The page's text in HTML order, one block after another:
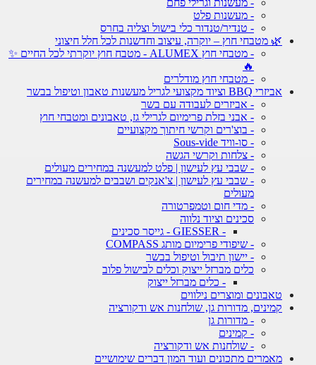
- מעשנות וגרילי פחם
- מעשנות פלט
- טנדיר/טנדור כלי בישול וצליה בחרס
🌿 מטבחי חוץ – יוקרה, עיצוב וחדשנות לכל חלל חיצוני
- מטבחי חוץ ALUMEX - מטבח חוץ יוקרתי לכל החיים ✨
🔥
- מטבחי חוץ מודלרים
אביזרי BBQ וציוד מקצועי לגריל מעשנות טאבון וטיפול בבשר
- אביזרים לעבודה עם בשר
- אבני בזלת פרימיום לגרילי גז, טאבונים ומטבחי חוץ
- בוצ'רים וקרשי חיתוך מקצועיים
- סו-וויד Sous-vide
- צלחות וקרשי הגשה
- שבבי עץ לעישון | פלט למעשנה במחירים מעולים
- שבבי עץ לעישון | צ'אנקים ושבבים למעשנה במחירים
מעולים
- מדי חום וטמפרטורה
סכינים וציוד נלווה
- GIESSER - גייסר סכינים
- שיפודי פרימיום מותג COMPASS
- יישון תיבול וטיפול בבשר
כלים מברזל ייצוק וכלים לבישול פלוב
- כלים מברזל ייצוק
טאבונים ומוצרים נילווים
קמינים, מדורות גן, שולחנות אש ודקורציה
- מדורות גן
- קמינים
- שולחנות אש ודקורציה
מאמרים מתכונים ועוד המון דברים שימושיים